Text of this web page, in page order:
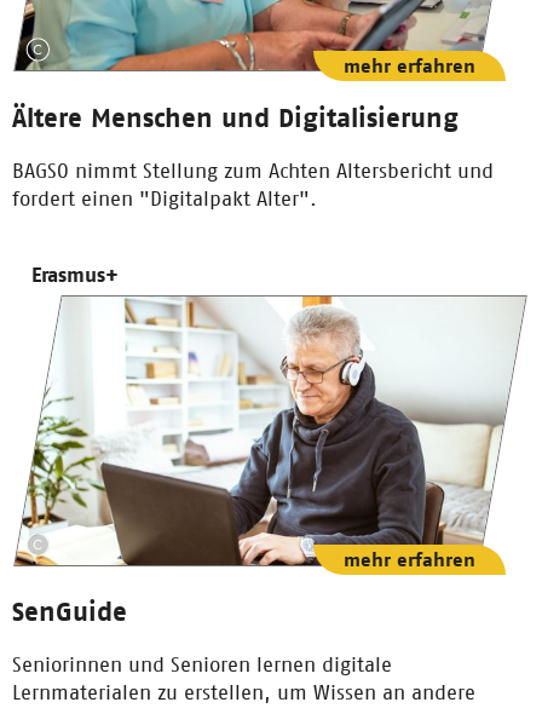
Ältere Menschen und Digitalisierung
BAGSO nimmt Stellung zum Achten Altersbericht und
fordert einen "Digitalpakt Alter".
mehr erfahren
Erasmus+
SenGuide
Seniorinnen und Senioren lernen digitale
Lernmaterialen zu erstellen, um Wissen an andere
mehr erfahren